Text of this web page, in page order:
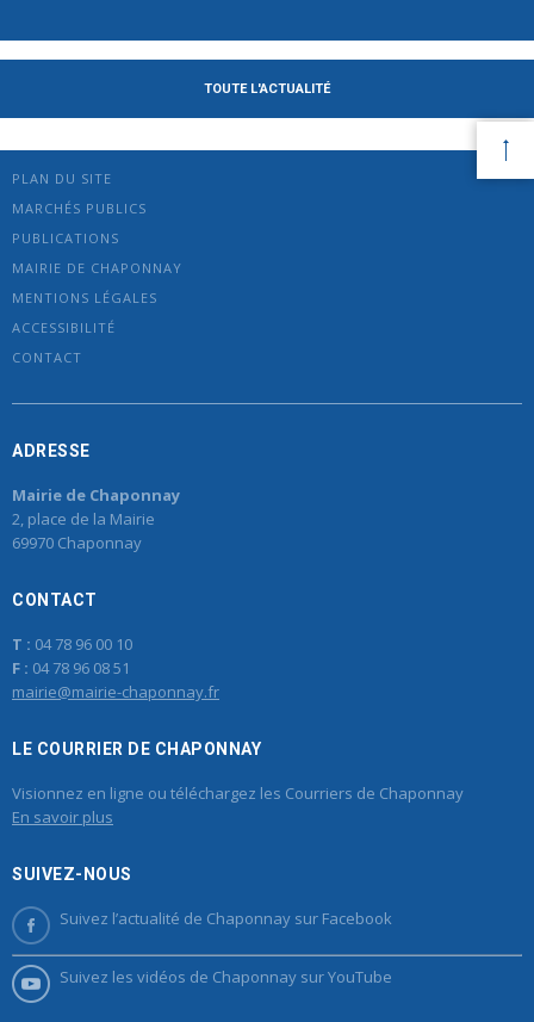
TOUTE L'ACTUALITÉ
PLAN DU SITE
MARCHÉS PUBLICS
PUBLICATIONS
MAIRIE DE CHAPONNAY
MENTIONS LÉGALES
ACCESSIBILITÉ
CONTACT
ADRESSE
Mairie de Chaponnay
2, place de la Mairie
69970 Chaponnay
CONTACT
T : 04 78 96 00 10
F : 04 78 96 08 51
mairie@mairie-chaponnay.fr
LE COURRIER DE CHAPONNAY
Visionnez en ligne ou téléchargez les Courriers de Chaponnay
En savoir plus
SUIVEZ-NOUS
Suivez l’actualité de Chaponnay sur Facebook
Suivez les vidéos de Chaponnay sur YouTube